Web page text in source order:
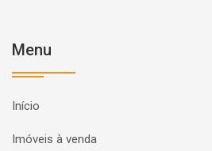
Menu
Início
Imóveis à venda